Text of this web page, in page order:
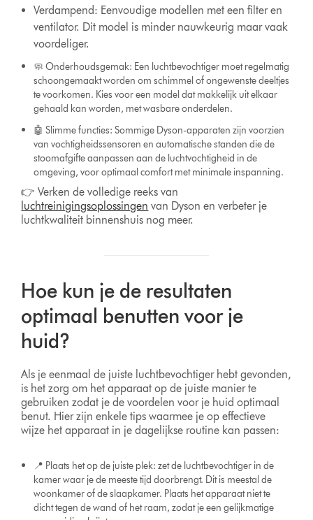
Verdampend: Eenvoudige modellen met een filter en
ventilator. Dit model is minder nauwkeurig maar vaak
voordeliger.
🧼 Onderhoudsgemak: Een luchtbevochtiger moet regelmatig
schoongemaakt worden om schimmel of ongewenste deeltjes
te voorkomen. Kies voor een model dat makkelijk uit elkaar
gehaald kan worden, met wasbare onderdelen.
🤖 Slimme functies: Sommige Dyson-apparaten zijn voorzien
van vochtigheidssensoren en automatische standen die de
stoomafgifte aanpassen aan de luchtvochtigheid in de
omgeving, voor optimaal comfort met minimale inspanning.
👉 Verken de volledige reeks van
luchtreinigingsoplossingen van Dyson en verbeter je
luchtkwaliteit binnenshuis nog meer.
Hoe kun je de resultaten
optimaal benutten voor je
huid?
Als je eenmaal de juiste luchtbevochtiger hebt gevonden,
is het zorg om het apparaat op de juiste manier te
gebruiken zodat je de voordelen voor je huid optimaal
benut. Hier zijn enkele tips waarmee je op effectieve
wijze het apparaat in je dagelijkse routine kan passen:
📍 Plaats het op de juiste plek: zet de luchtbevochtiger in de
kamer waar je de meeste tijd doorbrengt. Dit is meestal de
woonkamer of de slaapkamer. Plaats het apparaat niet te
dicht tegen de wand of het raam, zodat je een gelijkmatige